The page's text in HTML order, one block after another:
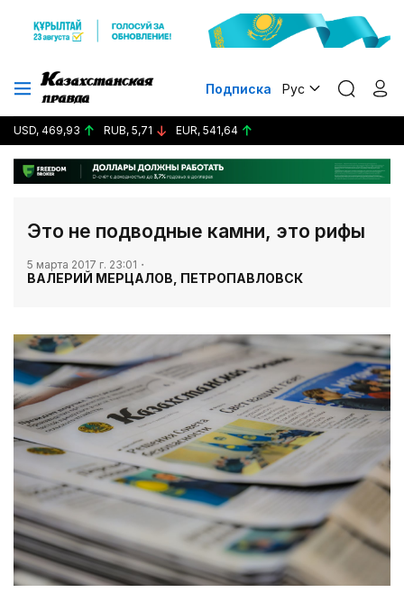
Подписка Рус
USD, 469,93 RUB, 5,71 EUR, 541,64
​Это не подводные камни, это рифы
5 марта 2017 г. 23:01
ВАЛЕРИЙ МЕРЦАЛОВ, ПЕТРОПАВЛОВСК